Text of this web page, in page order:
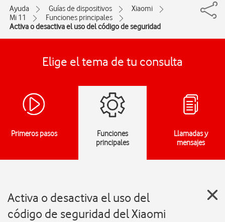
Ayuda Guías de dispositivos
Xiaomi
Mi 11
Funciones principales
Activa o desactiva el uso del código de seguridad
Elige el tema de tu consulta
Primeros pasos
Funciones
principales
Llamadas y
mensajes
Activa o desactiva el uso del
código de seguridad del Xiaomi